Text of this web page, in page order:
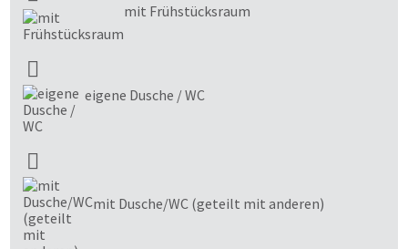
mit Frühstücksraum
eigene Dusche / WC
mit Dusche/WC (geteilt mit anderen)